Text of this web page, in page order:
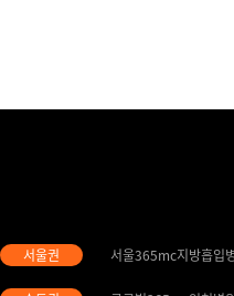
서울365mc지방흡입